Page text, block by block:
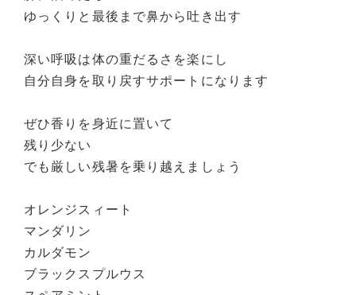
ゆっくりと最後まで鼻から吐き出す
深い呼吸は体の重だるさを楽にし
自分自身を取り戻すサポートになります
ぜひ香りを身近に置いて
残り少ない
でも厳しい残暑を乗り越えましょう
オレンジスィート
マンダリン
カルダモン
ブラックスプルウス